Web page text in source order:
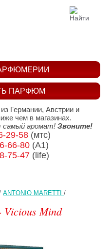
ANTONIO MARETTI /
Mind
ПАРФЮМ
Германии, Австрии и
чем в магазинах.
аромат! Звоните!
29-58(мтс)
66-80 (A1)
75-47(life)